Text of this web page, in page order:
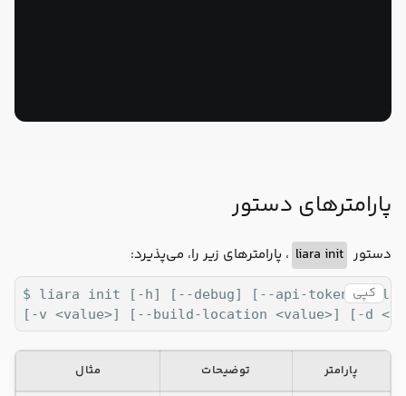
پارامترهای دستور
دستور liara init ، پارامترهای زیر را، می‌پذیرد:
کپی
$ liara init [-h] [--debug] [--api-token
[-v <value>] [--build-location <value>] [-d
پارامتر توضیحات مثال